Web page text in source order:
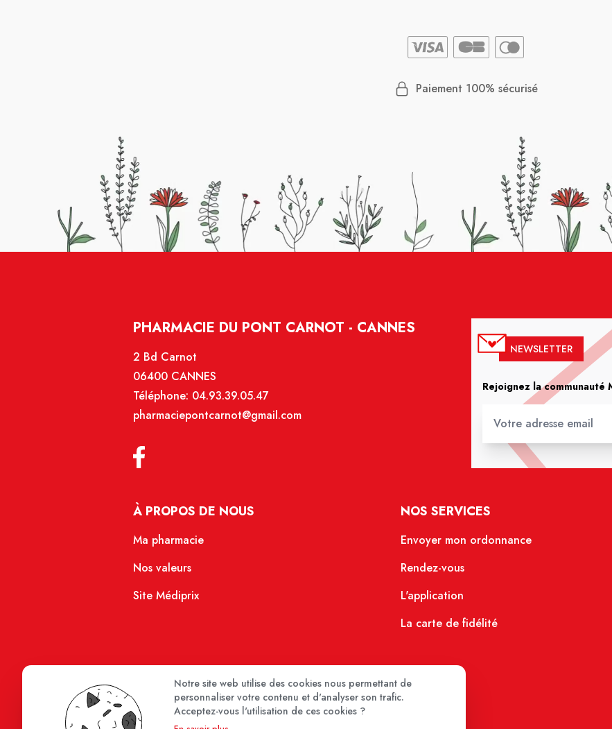
Paiement 100% sécurisé
PHARMACIE DU PONT CARNOT - CANNES
2 Bd Carnot
06400 CANNES
Téléphone: 04.93.39.05.47
pharmaciepontcarnot@gmail.com
NEWSLETTER
Rejoignez la communauté
À PROPOS DE NOUS
Ma pharmacie
Nos valeurs
Site Médiprix
NOS SERVICES
Envoyer mon ordonnance
Rendez-vous
L'application
La carte de fidélité
Notre site web utilise des cookies nous permettant de
personnaliser votre contenu et d'analyser son trafic.
Acceptez-vous l'utilisation de ces cookies ?